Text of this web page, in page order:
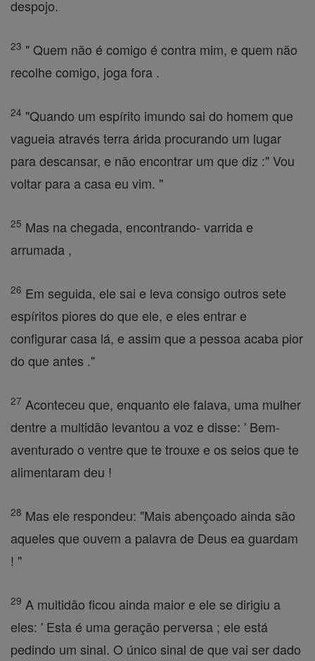
despojo.
23 " Quem não é comigo é contra mim, e quem não
recolhe comigo, joga fora .
24 "Quando um espírito imundo sai do homem que
vagueia através terra árida procurando um lugar
para descansar, e não encontrar um que diz :" Vou
voltar para a casa eu vim. "
25 Mas na chegada, encontrando- varrida e
arrumada ,
26 Em seguida, ele sai e leva consigo outros sete
espíritos piores do que ele, e eles entrar e
configurar casa lá, e assim que a pessoa acaba pior
do que antes ."
27 Aconteceu que, enquanto ele falava, uma mulher
dentre a multidão levantou a voz e disse: ' Bem-
aventurado o ventre que te trouxe e os seios que te
alimentaram deu !
28 Mas ele respondeu: "Mais abençoado ainda são
aqueles que ouvem a palavra de Deus ea guardam
! "
29 A multidão ficou ainda maior e ele se dirigiu a
eles: ' Esta é uma geração perversa ; ele está
pedindo um sinal. O único sinal de que vai ser dado